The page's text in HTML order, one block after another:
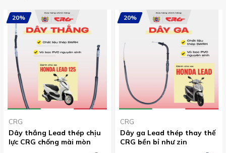
20%
CRG
Dây thắng Lead thép chịu
lực CRG chống mài mòn
20%
CRG
Dây ga Lead thép thay thế
CRG bền bỉ như zin